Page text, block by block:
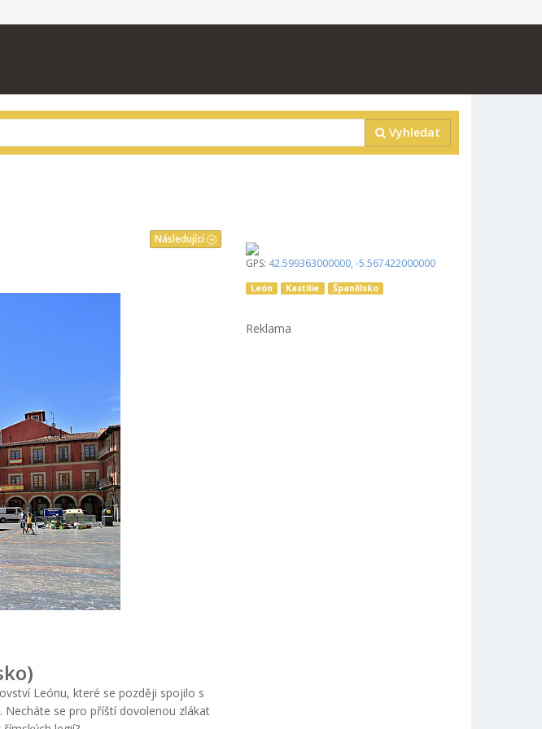
Vyhledat
Následující
Leónu, které se později spojilo s
Necháte se pro příští dovolenou zlákat
GPS: 42.599363000000, -5.567422000000
León Kastilie Španělsko
Reklama